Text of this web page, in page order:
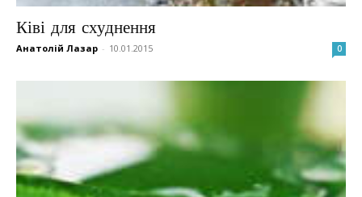
Ківі для схуднення
Анатолій Лазар - 10.01.2015 0